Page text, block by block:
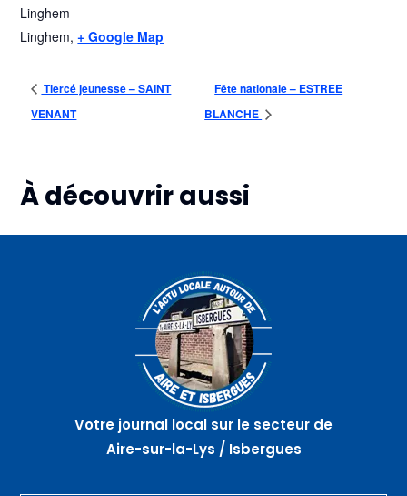
Linghem
Linghem, + Google Map
Tiercé jeunesse – SAINT
VENANT
Fête nationale – ESTREE
BLANCHE
À découvrir aussi
Plus d'informations
29éme
randonnée
du Lion
PIHEM
Plus d'informations
Brocante
– AIRE
SUR
LA LYS
Plus d'informations
Votre journal local sur le secteur de
Aire-sur-la-Lys / Isbergues